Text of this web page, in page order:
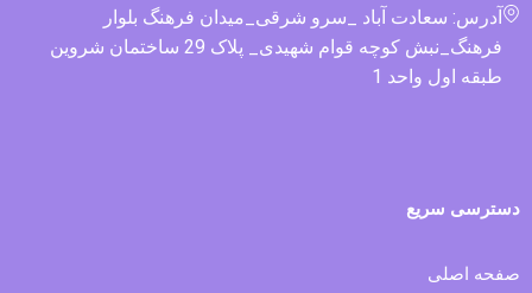
آدرس: سعادت آباد _سرو شرقی_میدان فرهنگ بلوار
فرهنگ_نبش کوچه قوام شهیدی_ پلاک 29 ساختمان شروین
طبقه اول واحد 1
دسترسی سریع
صفحه اصلی